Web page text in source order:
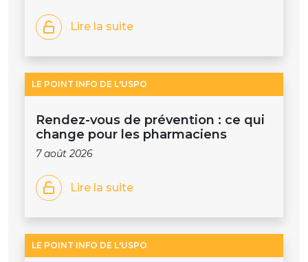
Lire la suite
LE POINT INFO DE L'USPO
Rendez-vous de prévention : ce qui
change pour les pharmaciens
7 août 2026
Lire la suite
LE POINT INFO DE L'USPO